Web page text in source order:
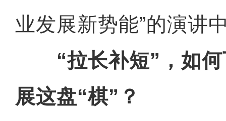
业发展新势能”的演讲
“拉长补短”，如何
展这盘“棋”？